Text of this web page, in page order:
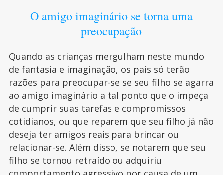
O amigo imaginário se torna uma
preocupação
Quando as crianças mergulham neste mundo
de fantasia e imaginação, os pais só terão
razões para preocupar-se se seu filho se agarra
ao amigo imaginário a tal ponto que o impeça
de cumprir suas tarefas e compromissos
cotidianos, ou que reparem que seu filho já não
deseja ter amigos reais para brincar ou
relacionar-se. Além disso, se notarem que seu
filho se tornou retraído ou adquiriu